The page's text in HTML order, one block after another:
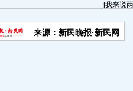
[我来说
来源：新民晚报·新民网